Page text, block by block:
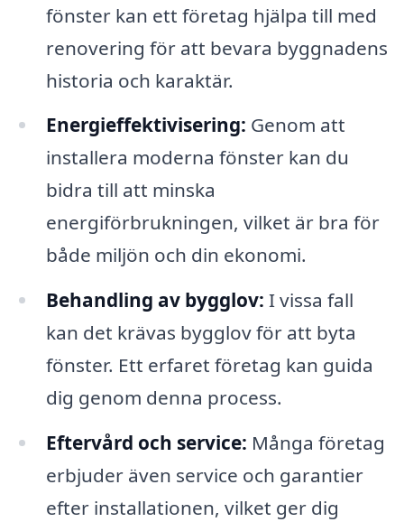
fönster kan ett företag hjälpa till med
renovering för att bevara byggnadens
historia och karaktär.
Energieffektivisering: Genom att
installera moderna fönster kan du
bidra till att minska
energiförbrukningen, vilket är bra för
både miljön och din ekonomi.
Behandling av bygglov: I vissa fall
kan det krävas bygglov för att byta
fönster. Ett erfaret företag kan guida
dig genom denna process.
Eftervård och service: Många företag
erbjuder även service och garantier
efter installationen, vilket ger dig